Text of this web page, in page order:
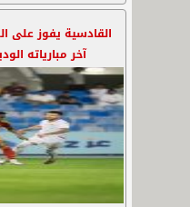
القادسية يفوز على
آخر مبارياته